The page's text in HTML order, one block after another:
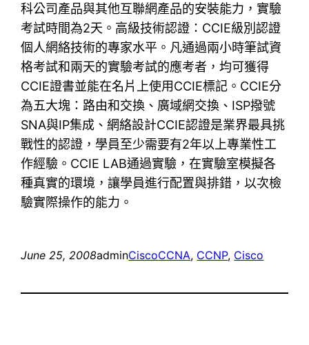
科公司產品與其他互聯網產品的安裝能力，實驗
考試時間為2天。高級技術認證：CCIE級別認證
個人網絡技術的專家水平。凡通過兩小時筆試資
格考試和兩天的實驗考試的應考者，均可獲得
CCIE證書並能在名片上使用CCIE標記。CCIE分
為五大塊：路由和交換、廣域網交換、ISP撥號
SNA與IP集成、網絡設計CCIE認證是業界最具挑
戰性的認證，學員至少需要有2年以上專業性工
作經驗。CCIE LAB通過實驗，在實驗室模擬各
種真實的環境，讓學員進行配置與排錯，以次檢
驗實際操作的能力。
June 25, 2008adminCiscoCCNA, CCNP, Cisco